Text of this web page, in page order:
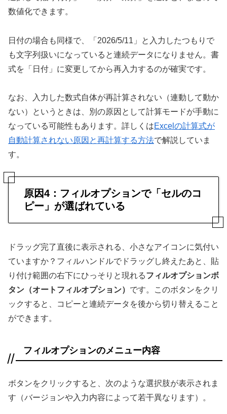
数値化できます。
日付の場合も同様で、「2026/5/11」と入力したつもりで
も文字列扱いになっていると連続データになりません。書
式を「日付」に変更してから再入力するのが確実です。
なお、入力した数式自体が再計算されない（連動して動か
ない）というときは、別の原因として計算モードが手動に
なっている可能性もあります。詳しくはExcelの計算式が
自動計算されない原因と再計算する方法で解説していま
す。
原因4：フィルオプションで「セルのコ
ピー」が選ばれている
ドラッグ完了直後に表示される、小さなアイコンに気付い
ていますか？フィルハンドルでドラッグし終えたあと、貼
り付け範囲の右下にひっそりと現れるフィルオプションボ
タン（オートフィルオプション） です。このボタンをクリ
ックすると、コピーと連続データを後から切り替えること
ができます。
フィルオプションのメニュー内容
ボタンをクリックすると、次のような選択肢が表示されま
す（バージョンや入力内容によって若干異なります）。